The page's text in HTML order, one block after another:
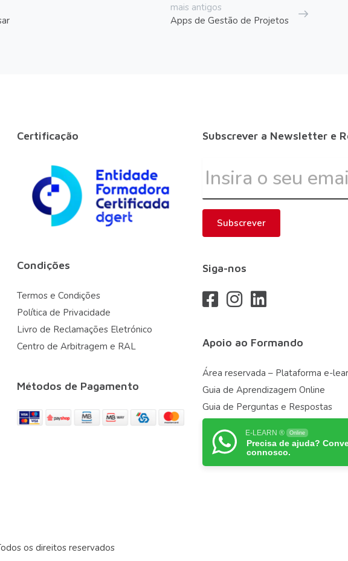
mais antigos
Apps de Gestão de Projetos
Certificação
Condições
Termos e Condições
Política de Privacidade
Livro de Reclamações Eletrónico
Centro de Arbitragem e RAL
Métodos de Pagamento
Subscrever a Newsletter e
Subscrever
Siga-nos
Apoio ao Formando
Área reservada – Plataforma e-
Guia de Aprendizagem Online
Guia de Perguntas e Respostas
E-LEARN ® Online
Precisa de ajuda?
connosco.
os direitos reservados